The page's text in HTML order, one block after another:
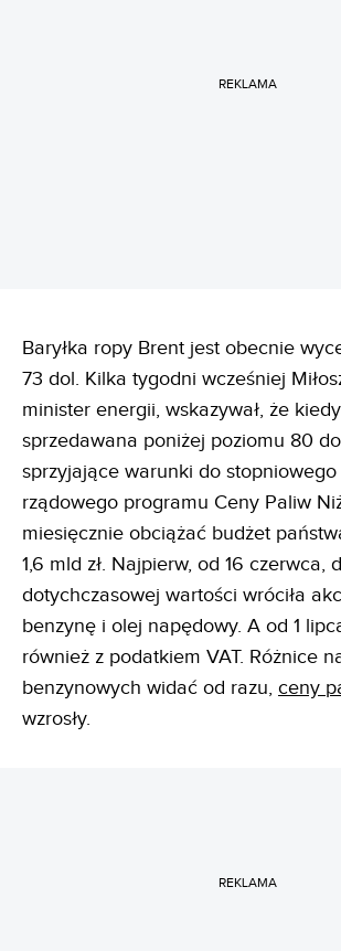
REKLAMA
Baryłka ropy Brent jest obecnie
73 dol. Kilka tygodni wcześniej
minister energii, wskazywał, że
sprzedawana poniżej poziomu 80
sprzyjające warunki do
rządowego programu Ceny Paliw
miesięcznie obciążać budżet
1,6 mld zł. Najpierw, od 16 czerwca,
dotychczasowej wartości wróciła
benzynę i olej napędowy. A od 1
również z podatkiem VAT. Różnice
benzynowych widać od razu, ceny
wzrosły.
REKLAMA